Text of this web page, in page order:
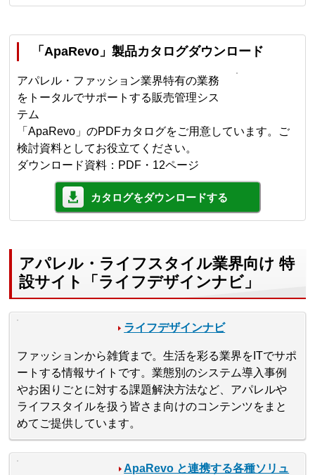
「ApaRevo」製品カタログダウンロード
アパレル・ファッション業界特有の業務
をトータルでサポートする販売管理シス
テム
「ApaRevo」のPDFカタログをご用意しています。ご
検討資料としてお役立てください。
ダウンロード資料：PDF・12ページ
カタログをダウンロードする
アパレル・ライフスタイル業界向け 特
設サイト「ライフデザインナビ」
ライフデザインナビ
ファッションから雑貨まで。生活を彩る業界をITでサポ
ートする情報サイトです。業態別のシステム導入事例
やお困りごとに対する課題解決方法など、アパレルや
ライフスタイルを扱う皆さま向けのコンテンツをまと
めてご提供しています。
ApaRevo と連携する各種ソリュ